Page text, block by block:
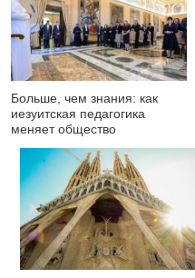
Больше, чем знания: как
иезуитская педагогика
меняет общество